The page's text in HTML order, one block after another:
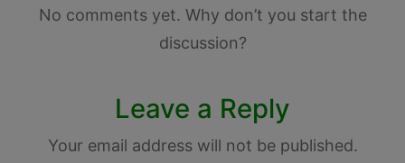
No comments yet. Why don’t you start the
discussion?
Leave a Reply
Your email address will not be published.